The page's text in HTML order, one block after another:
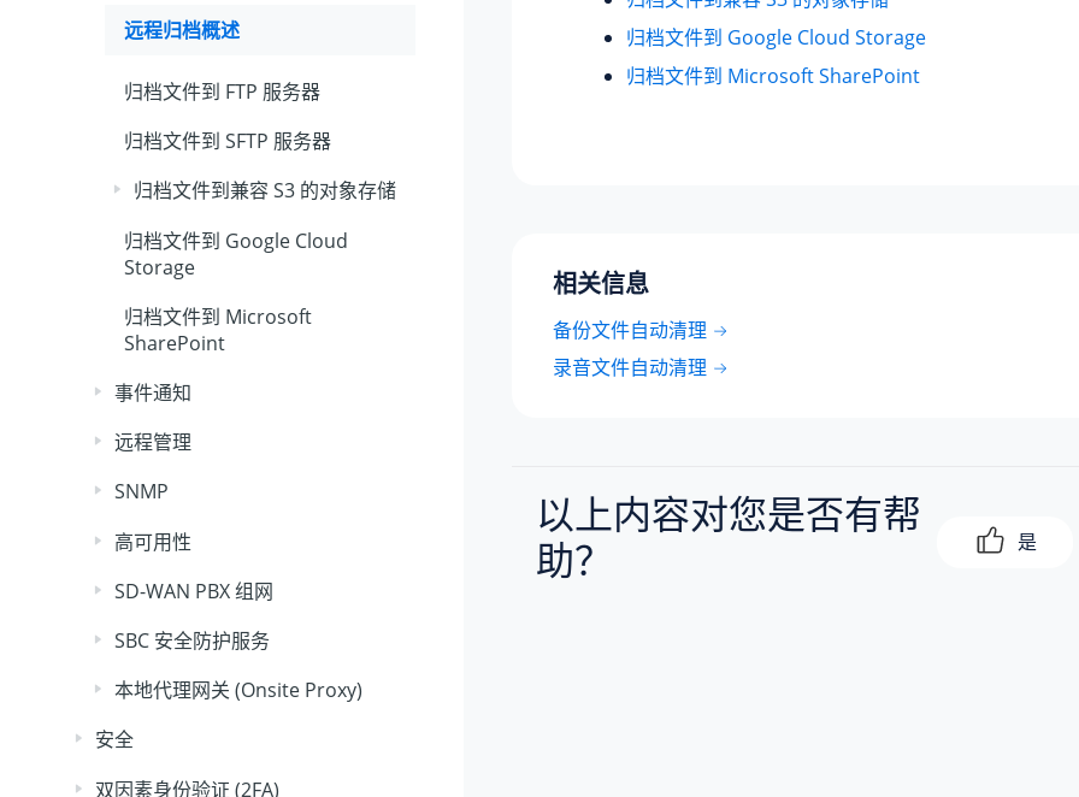
远程归档概述
归档文件到 FTP 服务器
归档文件到 SFTP 服务器
归档文件到兼容 S3 的对象存储
归档文件到 Google Cloud
Storage
归档文件到 Microsoft
SharePoint
事件通知
远程管理
SNMP
高可用性
SD-WAN PBX 组网
SBC 安全防护服务
本地代理网关 (Onsite Proxy)
安全
双因素身份验证 (2FA)
归档文件到 Google Cloud Storage
归档文件到 Microsoft SharePoint
相关信息
备份文件自动清理
录音文件自动清理
以上内容对您是否有帮
助？
是